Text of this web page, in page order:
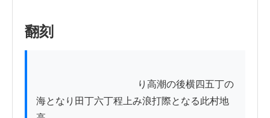
翻刻
海となり田丁六丁程上み浪打際となる此村地